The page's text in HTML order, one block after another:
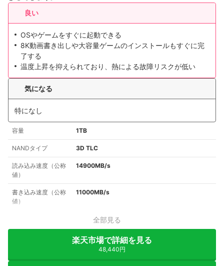
良い
OSやゲームをすぐに起動できる
8K動画書き出しや大容量ゲームのインストールもすぐに完
了する
温度上昇を抑えられており、熱による故障リスクが低い
気になる
特になし
容量 1TB
NANDタイプ 3D TLC
読み込み速度（公称
値）
14900MB/s
書き込み速度（公称
値）
11000MB/s
全部見る
楽天市場で詳細を見る
48,440円